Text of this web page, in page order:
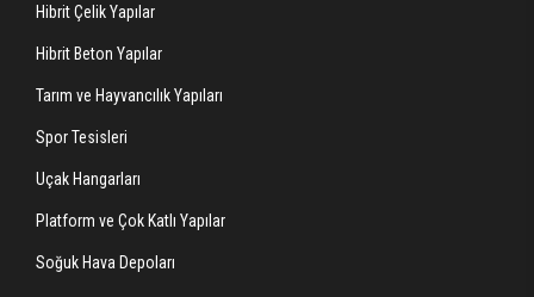
Hibrit Çelik Yapılar
Hibrit Beton Yapılar
Tarım ve Hayvancılık Yapıları
Spor Tesisleri
Uçak Hangarları
Platform ve Çok Katlı Yapılar
Soğuk Hava Depoları